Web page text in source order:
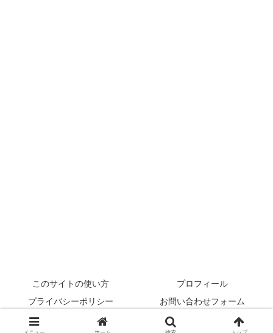
このサイトの使い方
プロフィール
プライバシーポリシー
お問い合わせフォーム
© 2022 rehabilikun.